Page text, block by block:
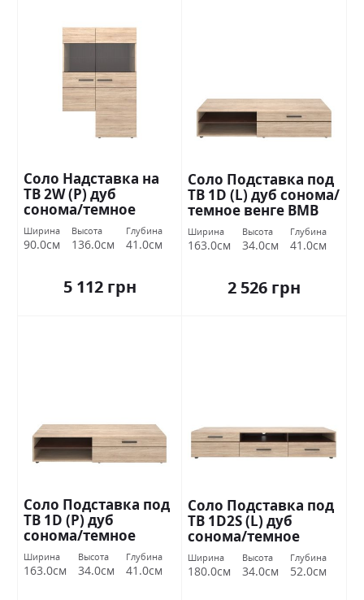
Соло Надставка на
ТВ 2W (P) дуб
сонома/темное
венге ВМВ Холдинг
Ширина
90.0см
Высота
136.0см
Глубина
41.0см
5 112 грн
Соло Подставка под
ТВ 1D (L) дуб сонома/
темное венге ВМВ
Холдинг
Ширина
163.0см
Высота
34.0см
Глубина
41.0см
2 526 грн
Соло Подставка под
ТВ 1D (P) дуб
сонома/темное
венге ВМВ Холдинг
Ширина
163.0см
Высота
34.0см
Глубина
41.0см
Соло Подставка под
ТВ 1D2S (L) дуб
сонома/темное
венге ВМВ Холдинг
Ширина
180.0см
Высота
34.0см
Глубина
52.0см